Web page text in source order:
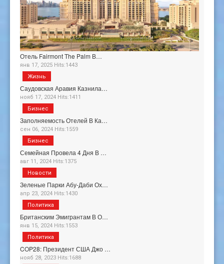
Отель Fairmont The Palm В…
янв 17, 2025 Hits:1443
Саудовская Аравия Казнила…
нояб 17, 2024 Hits:1411
Жизнь
Заполняемость Отелей В Ка…
сен 06, 2024 Hits:1559
Бизнес
Семейная Провела 4 Дня В …
авг 11, 2024 Hits:1375
Бизнес
Зеленые Парки Абу-Даби Ох…
апр 23, 2024 Hits:1430
Новости
Британским Эмигрантам В О…
янв 15, 2024 Hits:1553
Политика
COP28: Президент США Джо …
нояб 28, 2023 Hits:1688
Политика